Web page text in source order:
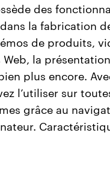
des
la fabrication
de produits,
la
plus encore.
l’utiliser sur
grâce au